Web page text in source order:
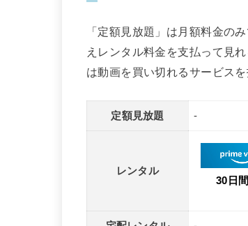
「定額見放題」は月額料金の
えレンタル料金を支払って見
は動画を買い切れるサービスを
定額見放題 -
レンタル
30日